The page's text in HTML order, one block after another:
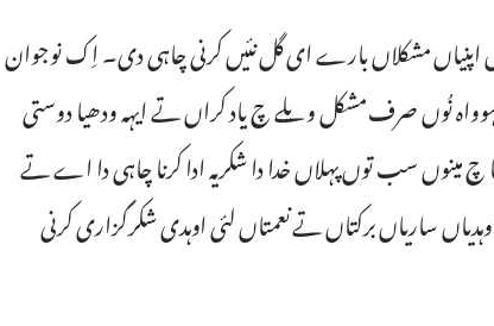
مشکلاں بارے ای گل نئیں کرنی چاہی دی۔ اِک نوجوان
نُوں صرف مشکل ویلے چ یاد کراں تے ایہہ ودھیا دوستی
مینوں سب توں پہلاں خدا دا شکریہ ادا کرنا چاہی دا اے تے
ساریاں برکتاں تے نعمتاں لئی اوہدی شکرگزاری کرنی